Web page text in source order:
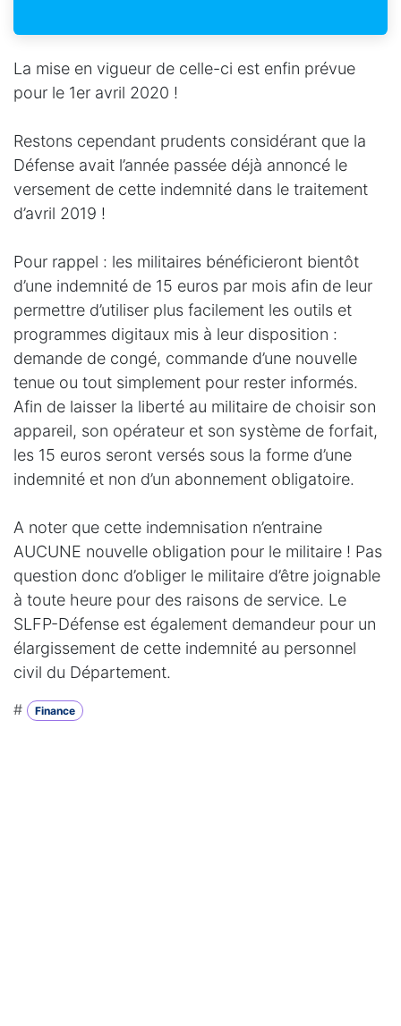
La mise en vigueur de celle-ci est enfin prévue
pour le 1er avril 2020 !
Restons cependant prudents considérant que la
Défense avait l’année passée déjà annoncé le
versement de cette indemnité dans le traitement
d’avril 2019 !
Pour rappel : les militaires bénéficieront bientôt
d’une indemnité de 15 euros par mois afin de leur
permettre d’utiliser plus facilement les outils et
programmes digitaux mis à leur disposition :
demande de congé, commande d’une nouvelle
tenue ou tout simplement pour rester informés.
Afin de laisser la liberté au militaire de choisir son
appareil, son opérateur et son système de forfait,
les 15 euros seront versés sous la forme d’une
indemnité et non d’un abonnement obligatoire.
A noter que cette indemnisation n’entraine
AUCUNE nouvelle obligation pour le militaire ! Pas
question donc d’obliger le militaire d’être joignable
à toute heure pour des raisons de service. Le
SLFP-Défense est également demandeur pour un
élargissement de cette indemnité au personnel
civil du Département.
# Finance